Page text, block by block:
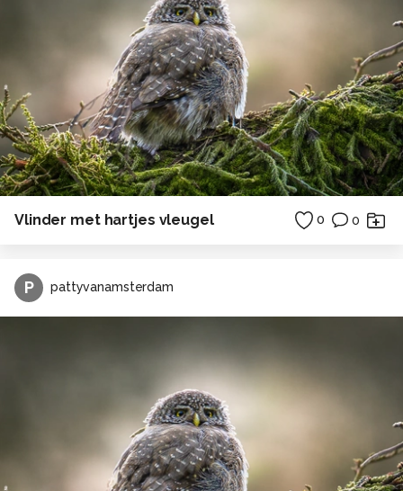
Vlinder met hartjes vleugel 0 0
P pattyvanamsterdam